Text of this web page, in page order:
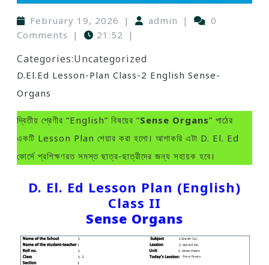
February 19, 2026 | admin |
0
Comments
| 21:52 |
Categories:Uncategorized
D.El.Ed Lesson-Plan Class-2 English Sense-
Organs
দ্বিতীয় শ্রেণীর “English” বিষয়ের “Sense Organs” পাঠের
একটি Lesson Plan শেয়ার করা হলো। আশাকরি এটা D. El. Ed
কোর্সে প্রশিক্ষণরত সমস্ত ছাত্র-ছাত্রীদের জন্য সহায়ক হবে।
D. El. Ed Lesson Plan (English)
Class II
Sense Organs